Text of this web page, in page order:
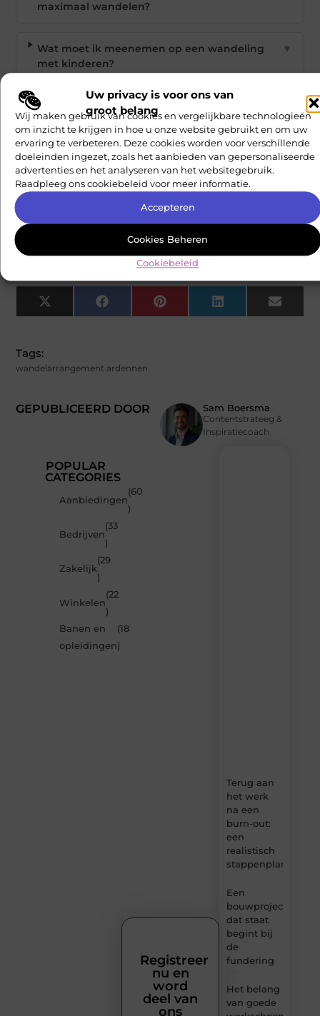
Uw privacy is voor ons van
groot belang
Wij maken gebruik van cookies en vergelijkbare technologieën
om inzicht te krijgen in hoe u onze website gebruikt en om uw
ervaring te verbeteren. Deze cookies worden voor verschillende
doeleinden ingezet, zoals het aanbieden van gepersonaliseerde
advertenties en het analyseren van het websitegebruik.
Raadpleeg ons cookiebeleid voor meer informatie.
Accepteren
Cookies Beheren
Cookiebeleid
maximaal wandelen?
Wat moet ik meenemen op een wandeling
met kinderen?
▼
Hoe ga ik om met het langzame tempo van
mijn kind?
Welke veiligheidsregels moet ik vooraf
afspreken?
▼
Goed artikel? Deel hem dan op:
X
(Twitter)
Facebook Pinterest LinkedIn Email
GEPUBLICEERD DOOR Sam Boersma
Contentstrateeg &
Inspiratiecoach
Tags:
wandelarrangement ardennen
POPULAR
CATEGORIES
Aanbiedingen
(60
)
Bedrijven
(33
)
Zakelijk
(29
)
Winkelen
(22
)
Banen en
opleidingen
(18
)
Terug aan
het werk
na een
burn-out:
een
realistisch
stappenplan
Een
bouwproject
dat staat
begint bij
de
fundering
Het belang
van goede
Registreer
nu en
word
deel van
ons